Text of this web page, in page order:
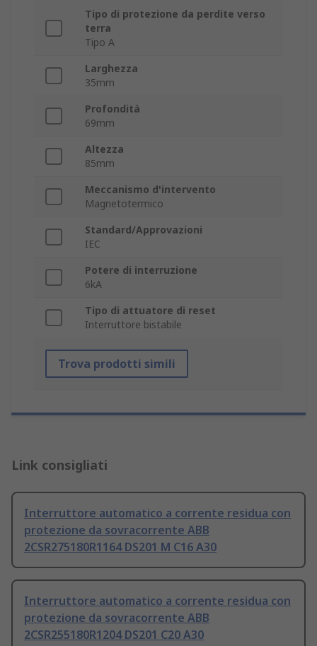
Tipo di protezione da perdite verso
terra
Tipo A
Larghezza
35mm
Profondità
69mm
Altezza
85mm
Meccanismo d'intervento
Magnetotermico
Standard/Approvazioni
IEC
Potere di interruzione
6kA
Tipo di attuatore di reset
Interruttore bistabile
Trova prodotti simili
Link consigliati
Interruttore automatico a corrente residua con
protezione da sovracorrente ABB
2CSR275180R1164 DS201 M C16 A30
Interruttore automatico a corrente residua con
protezione da sovracorrente ABB
2CSR255180R1204 DS201 C20 A30